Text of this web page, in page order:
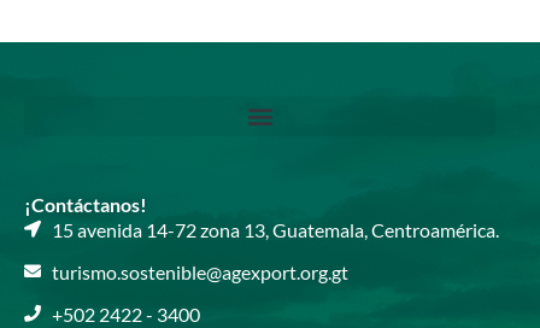
¡Contáctanos!
15 avenida 14-72 zona 13, Guatemala, Centroamérica.​
turismo.sostenible@agexport.org.gt​
+502 2422 - 3400​​